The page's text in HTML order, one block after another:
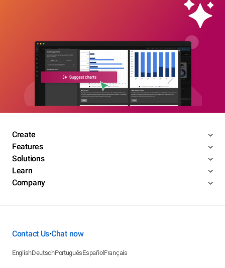
Create
Features
Solutions
Learn
Company
Contact Us•Chat now
EnglishDeutschPortuguêsEspañol Français